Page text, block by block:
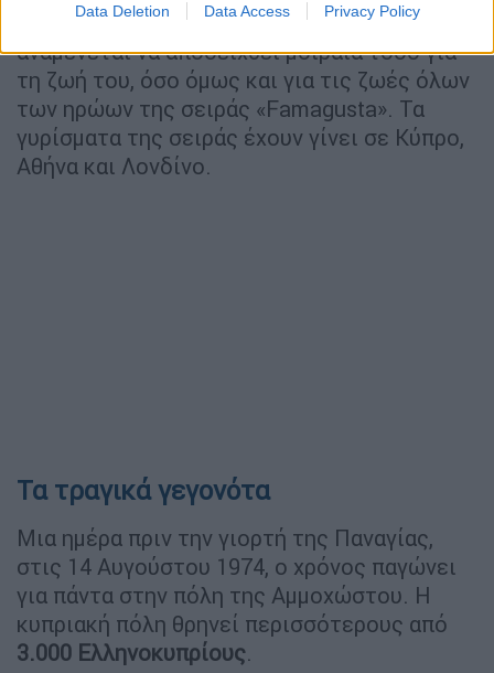
Data Deletion Data Access Privacy Policy
λογαριασμό μια διεθνούς πλατφόρμας,
αναμένεται να αποδειχθεί μοιραία τόσο για
τη ζωή του, όσο όμως και για τις ζωές όλων
των ηρώων της σειράς «Famagusta». Τα
γυρίσματα της σειράς έχουν γίνει σε Κύπρο,
Αθήνα και Λονδίνο.
Τα τραγικά γεγονότα
Μια ημέρα πριν την γιορτή της Παναγίας,
στις 14 Αυγούστου 1974, ο χρόνος παγώνει
για πάντα στην πόλη της Αμμοχώστου. Η
κυπριακή πόλη θρηνεί περισσότερους από
3.000 Ελληνοκυπρίους.